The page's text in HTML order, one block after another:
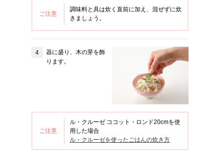
ご注意
調味料と具は炊く直前に加え、混ぜずに炊
きましょう。
器に盛り、木の芽を飾
ります。
ご注意
ル・クルーゼ ココット・ロンド20cmを使
用した場合
ル・クルーゼを使ったごはんの炊き方